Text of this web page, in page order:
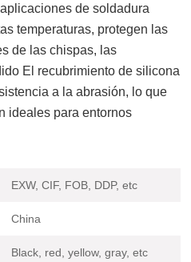
de soldadura
temperaturas, protegen las
de las chispas, las
El recubrimiento de silicona
a la abrasión, lo que
ideales para entornos
EXW, CIF, FOB, DDP, etc
China
Black, red, yellow, gray, etc